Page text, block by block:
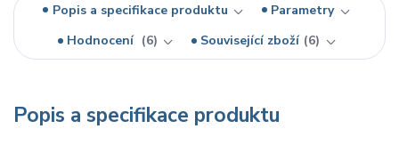
Popis a specifikace produktu
Parametry
Hodnocení
6 Související zboží 6
Popis a specifikace produktu